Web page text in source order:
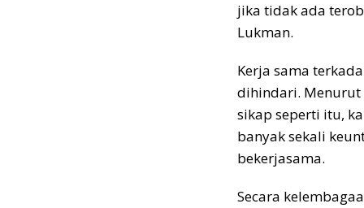
jika tidak ada
Lukman.
Kerja sama
dihindari. Menurut
sikap seperti itu,
banyak sekali
bekerjasama.
Secara